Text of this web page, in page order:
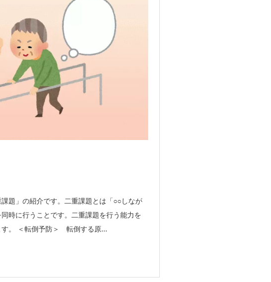
題」の紹介です。二重課題とは「○○しなが
時に行うことです。二重課題を行う能力を
す。 ＜転倒予防＞ 転倒する原...